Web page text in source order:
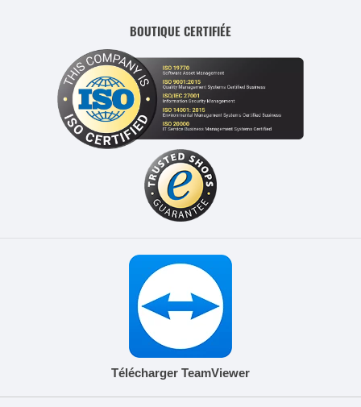
BOUTIQUE CERTIFIÉE
Télécharger TeamViewer